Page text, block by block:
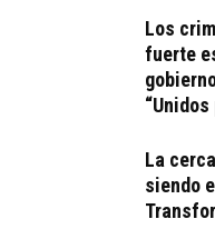
Los
fuerte
La
siendo